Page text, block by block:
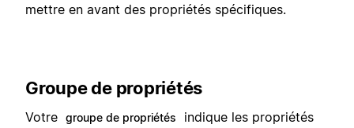
mettre en avant des propriétés spécifiques.
Groupe de propriétés
Votre groupe de propriétés
indique les propriétés